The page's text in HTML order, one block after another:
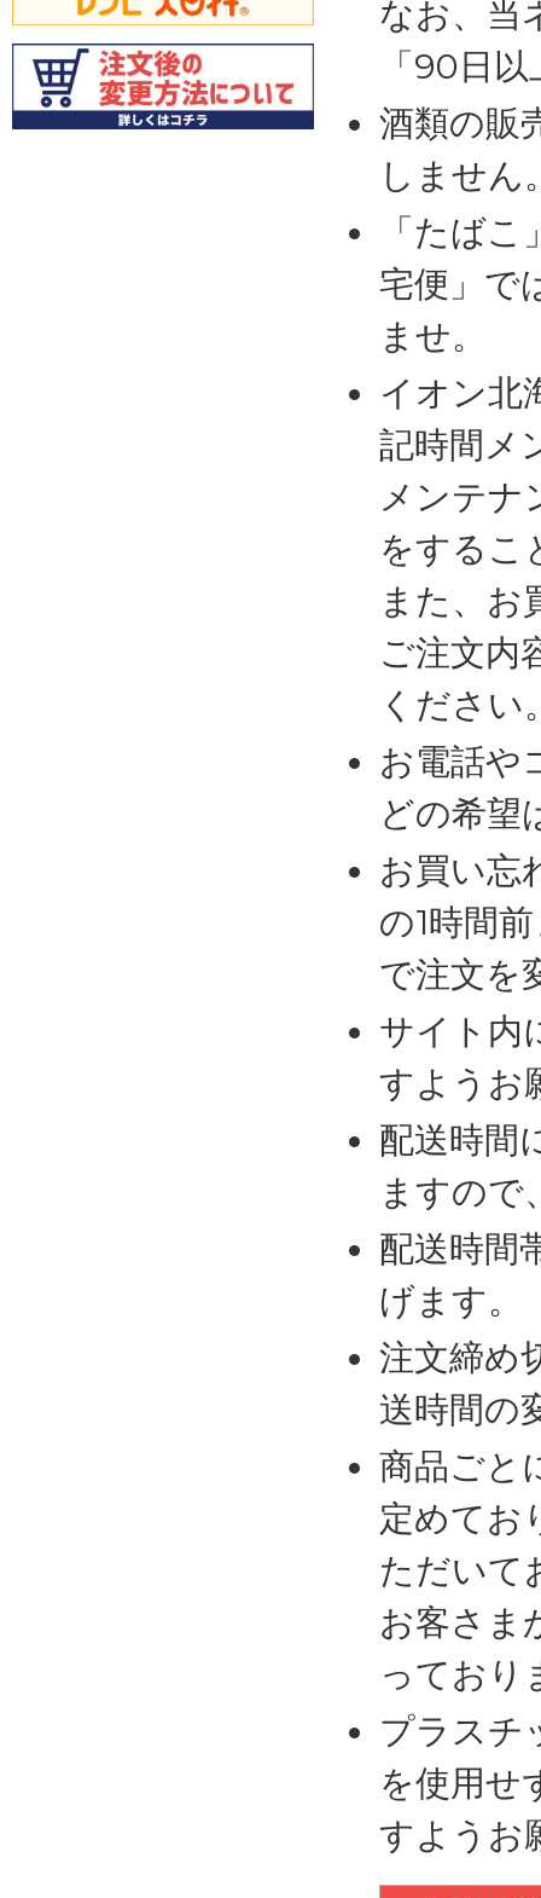
なお、当
「90日
酒類の販
しません
「たば
宅便」で
ませ。
イオン北
記時間メ
メンテナ
をするこ
また、お
ご注文内
ください
お電話や
どの希望
お買い忘
の1時間
で注文を
サイト内
すようお
配送時間
ますので
配送時間
げます。
注文締め
送時間の
商品ごと
定めてお
ただいて
お客さま
っており
プラスチ
を使用せ
すようお